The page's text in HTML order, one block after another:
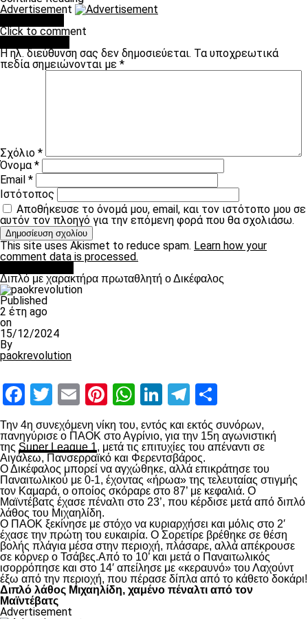
Advertisement
Click to comment
Η ηλ. διεύθυνση σας δεν δημοσιεύεται. Τα υποχρεωτικά
πεδία σημειώνονται με *
Σχόλιο *
Όνομα*
Email *
Ιστότοπος
Αποθήκευσε το όνομά μου, email, και τον ιστότοπο μου σε
αυτόν τον πλοηγό για την επόμενη φορά που θα σχολιάσω.
This site uses Akismet to reduce spam. Learn how your
comment data is processed.
Διπλό με χαρακτήρα πρωταθλητή ο Δικέφαλος
Published
2 έτη ago
on
15/12/2024
By
paokrevolution
Facebook
Twitter
EmailPinterest
WhatsApp
LinkedIn
Telegram
Την 4η συνεχόμενη νίκη του, εντός και εκτός συνόρων,
πανηγύρισε ο ΠΑΟΚ στο Αγρίνιο, για την 15η αγωνιστική
της Super League 1, μετά τις επιτυχίες του απέναντι σε
Αιγάλεω, Πανσερραϊκό και Φερεντσβάρος.
Ο Δικέφαλος μπορεί να αγχώθηκε, αλλά επικράτησε του
Παναιτωλικού με 0-1, έχοντας «ήρωα» της τελευταίας στιγμής
τον Καμαρά, ο οποίος σκόραρε στο 87’ με κεφαλιά. Ο
Μαϊντέβατς έχασε πέναλτι στο 23’, που κέρδισε μετά από διπλό
λάθος του Μιχαηλίδη.
Ο ΠΑΟΚ ξεκίνησε με στόχο να κυριαρχήσει και μόλις στο 2′
έχασε την πρώτη του ευκαιρία. Ο Σορετίρε βρέθηκε σε θέση
βολής πλάγια μέσα στην περιοχή, πλάσαρε, αλλά απέκρουσε
σε κόρνερ ο Τσάβες.Από το 10’ και μετά ο Παναιτωλικός
ισορρόπησε και στο 14′ απείλησε με «κεραυνό» του Λαχούντ
έξω από την περιοχή, που πέρασε δίπλα από το κάθετο δοκάρι!
Διπλό λάθος Μιχαηλίδη, χαμένο πέναλτι από τον
Μαϊντέβατς
Advertisement